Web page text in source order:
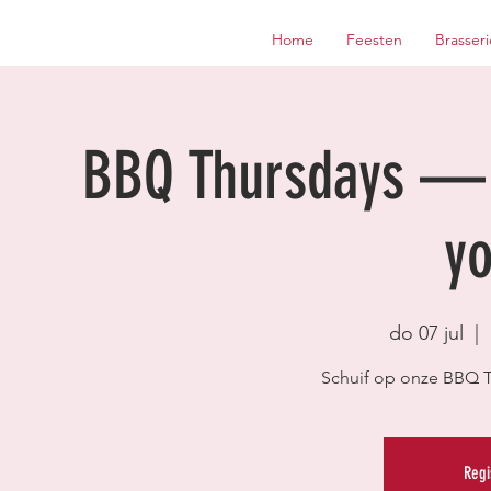
Home Feesten
BBQ Thursdays
do 07 jul
Schuif op onze BBQ